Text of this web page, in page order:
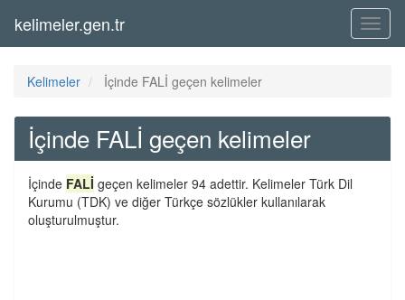
Menü
kelimeler.gen.tr
Kelimeler İçinde FALİ geçen kelimeler
İçinde FALİ geçen kelimeler
İçinde FALİ geçen kelimeler 94 adettir. Kelimeler Türk Dil
Kurumu (TDK) ve diğer Türkçe sözlükler kullanılarak
oluşturulmuştur.